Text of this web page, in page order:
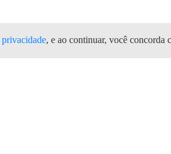
, e ao continuar, você concorda